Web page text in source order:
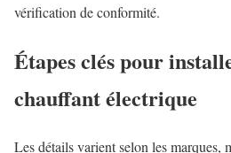
vérification de conformité.
Étapes clés pour
chauffant électrique
Les détails varient selon les marques,